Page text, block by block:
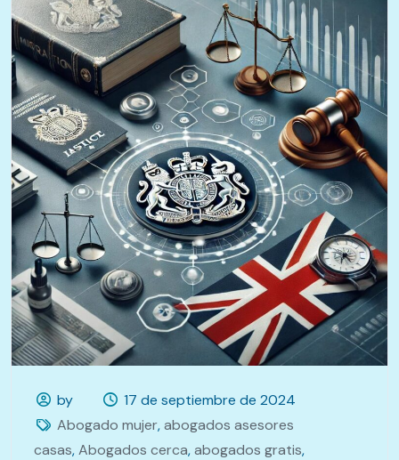
by
17 de septiembre de 2024
Abogado mujer,abogados asesores
casas,Abogados cerca,abogados gratis,